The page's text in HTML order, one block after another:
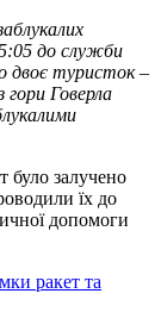
до служби
двоє туристок –
гори Говерла
було залучено
їх до
допомоги
ракет та